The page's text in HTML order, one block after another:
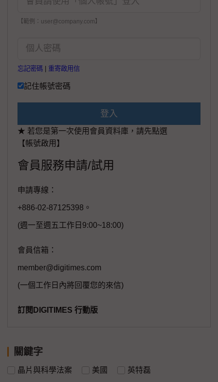
【範例：user@company.com】
忘記密碼 重寄啟用信
記住帳號密碼
登入
★ 若您是第一次使用會員資料庫，請先點選
【帳號啟用】
會員服務申請/試用
申請專線：
+886-02-87125398。
(週一至週五工作日9:00~18:00)
會員信箱：
member@digitimes.com
(一個工作日內將回覆您的來信)
訂閱DIGITIMES 行動版
關鍵字
晶片與科學法案 美國 英特磊